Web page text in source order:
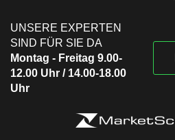
UNSERE EXPERTEN
SIND FÜR SIE DA
Montag - Freitag 9.00-
12.00 Uhr / 14.00-18.00
Uhr